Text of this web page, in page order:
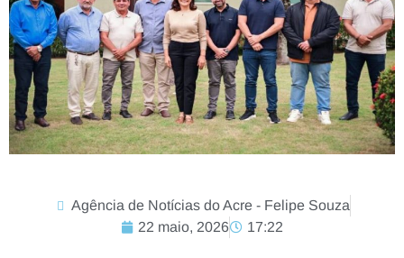
Agência de Notícias do Acre - Felipe Souza
22 maio, 2026
17:22